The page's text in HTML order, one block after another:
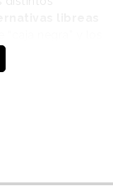
que se han
En un mercado